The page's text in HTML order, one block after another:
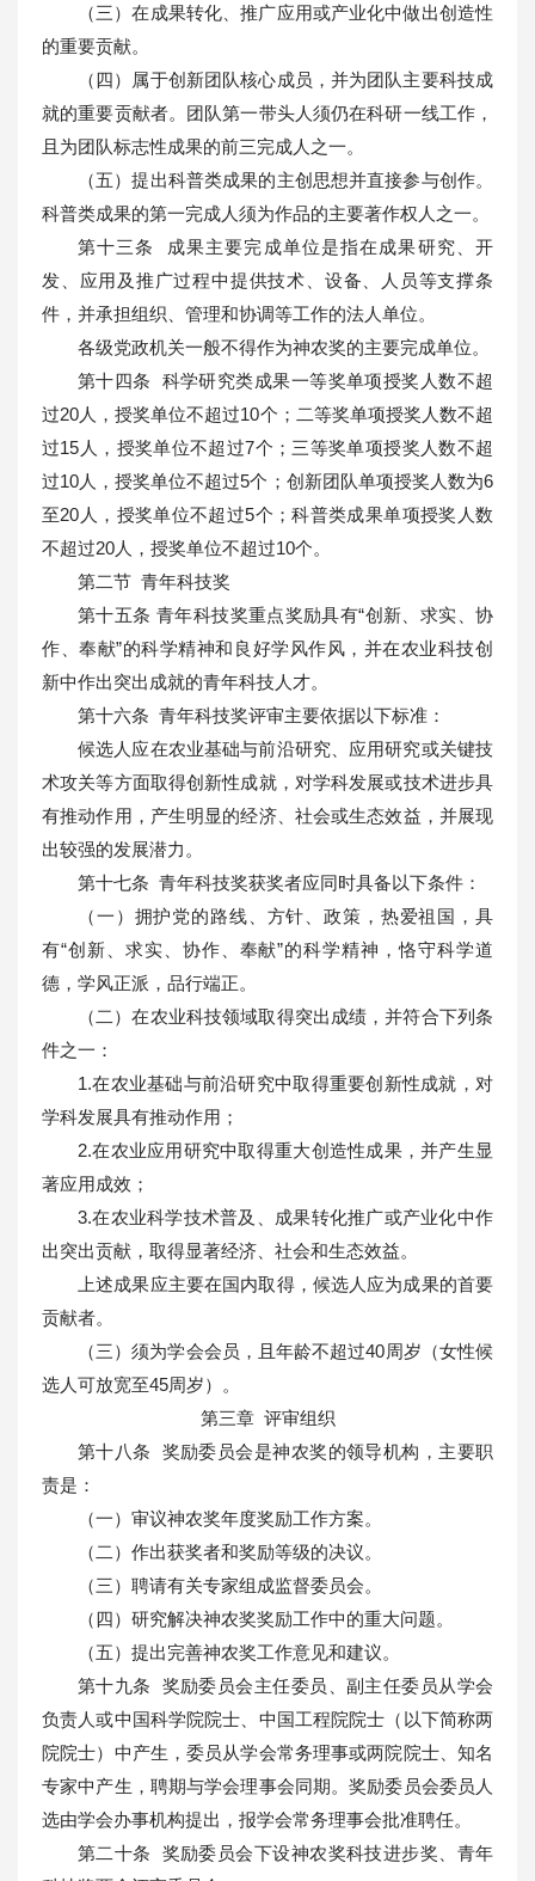
（三）在成果转化、推广应用或产业化中做出创造性
的重要贡献。
（四）属于创新团队核心成员，并为团队主要科技成
就的重要贡献者。团队第一带头人须仍在科研一线工作，
且为团队标志性成果的前三完成人之一。
（五）提出科普类成果的主创思想并直接参与创作。
科普类成果的第一完成人须为作品的主要著作权人之一。
第十三条 成果主要完成单位是指在成果研究、开
发、应用及推广过程中提供技术、设备、人员等支撑条
件，并承担组织、管理和协调等工作的法人单位。
各级党政机关一般不得作为神农奖的主要完成单位。
第十四条 科学研究类成果一等奖单项授奖人数不超
过20人，授奖单位不超过10个；二等奖单项授奖人数不超
过15人，授奖单位不超过7个；三等奖单项授奖人数不超
过10人，授奖单位不超过5个；创新团队单项授奖人数为6
至20人，授奖单位不超过5个；科普类成果单项授奖人数
不超过20人，授奖单位不超过10个。
第二节 青年科技奖
第十五条 青年科技奖重点奖励具有“创新、求实、协
作、奉献”的科学精神和良好学风作风，并在农业科技创
新中作出突出成就的青年科技人才。
第十六条 青年科技奖评审主要依据以下标准：
候选人应在农业基础与前沿研究、应用研究或关键技
术攻关等方面取得创新性成就，对学科发展或技术进步具
有推动作用，产生明显的经济、社会或生态效益，并展现
出较强的发展潜力。
第十七条 青年科技奖获奖者应同时具备以下条件：
（一）拥护党的路线、方针、政策，热爱祖国，具
有“创新、求实、协作、奉献”的科学精神，恪守科学道
德，学风正派，品行端正。
（二）在农业科技领域取得突出成绩，并符合下列条
件之一：
1.在农业基础与前沿研究中取得重要创新性成就，对
学科发展具有推动作用；
2.在农业应用研究中取得重大创造性成果，并产生显
著应用成效；
3.在农业科学技术普及、成果转化推广或产业化中作
出突出贡献，取得显著经济、社会和生态效益。
上述成果应主要在国内取得，候选人应为成果的首要
贡献者。
（三）须为学会会员，且年龄不超过40周岁（女性候
选人可放宽至45周岁）。
第三章 评审组织
第十八条 奖励委员会是神农奖的领导机构，主要职
责是：
（一）审议神农奖年度奖励工作方案。
（二）作出获奖者和奖励等级的决议。
（三）聘请有关专家组成监督委员会。
（四）研究解决神农奖奖励工作中的重大问题。
（五）提出完善神农奖工作意见和建议。
第十九条 奖励委员会主任委员、副主任委员从学会
负责人或中国科学院院士、中国工程院院士（以下简称两
院院士）中产生，委员从学会常务理事或两院院士、知名
专家中产生，聘期与学会理事会同期。奖励委员会委员人
选由学会办事机构提出，报学会常务理事会批准聘任。
第二十条 奖励委员会下设神农奖科技进步奖、青年